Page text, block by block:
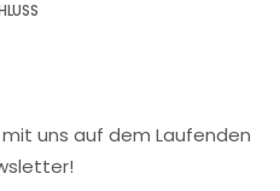
uns auf dem Laufenden